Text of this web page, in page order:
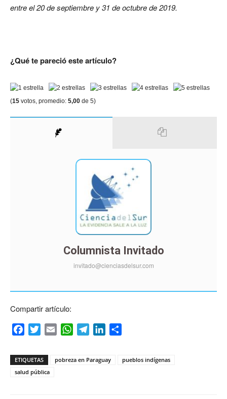
entre el 20 de septiembre y 31 de octubre de 2019.
¿Qué te pareció este artículo?
(15 votos, promedio: 5,00 de 5)
Columnista Invitado
invitado@cienciasdelsur.com
Compartir artículo:
FacebookTwitterEmail WhatsAppTelegramLinkedIn
ETIQUETAS pobreza en Paraguay
pueblos indígenas
salud pública